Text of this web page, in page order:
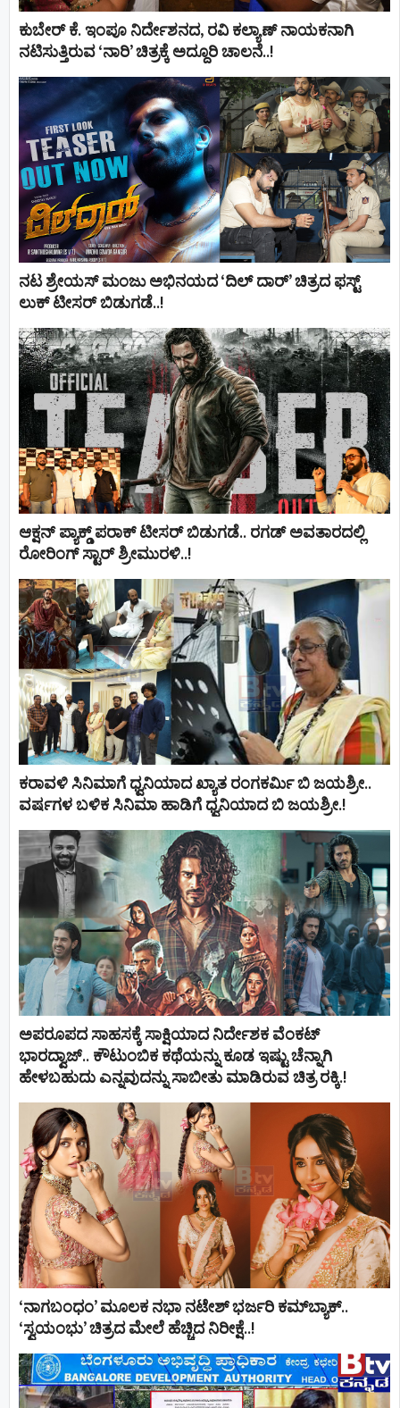
ಕುಬೇರ್ ಕೆ. ಇಂಪೂ ನಿರ್ದೇಶನದ, ರವಿ ಕಲ್ಯಾಣ್‍ ನಾಯಕನಾಗಿ
ನಟಿಸುತ್ತಿರುವ ‘ನಾರಿ’ ಚಿತ್ರಕ್ಕೆ ಅದ್ದೂರಿ ಚಾಲನೆ..!
ನಟ ಶ್ರೇಯಸ್ ಮಂಜು ಅಭಿನಯದ ‘ದಿಲ್ ದಾರ್’ ಚಿತ್ರದ ಫಸ್ಟ್
ಲುಕ್ ಟೀಸರ್ ಬಿಡುಗಡೆ..!
ಆಕ್ಷನ್ ಪ್ಯಾಕ್ಡ್ ಪರಾಕ್ ಟೀಸರ್ ಬಿಡುಗಡೆ.. ರಗಡ್ ಅವತಾರದಲ್ಲಿ
ರೋರಿಂಗ್ ಸ್ಟಾರ್ ಶ್ರೀಮುರಳಿ..!
ಕರಾವಳಿ ಸಿನಿಮಾಗೆ ಧ್ವನಿಯಾದ ಖ್ಯಾತ ರಂಗಕರ್ಮಿ ಬಿ ಜಯಶ್ರೀ..
ವರ್ಷಗಳ ಬಳಿಕ ಸಿನಿಮಾ ಹಾಡಿಗೆ ಧ್ವನಿಯಾದ ಬಿ ಜಯಶ್ರೀ.!
ಅಪರೂಪದ ಸಾಹಸಕ್ಕೆ ಸಾಕ್ಷಿಯಾದ ನಿರ್ದೇಶಕ ವೆಂಕಟ್
ಭಾರದ್ವಾಜ್.. ಕೌಟುಂಬಿಕ ಕಥೆಯನ್ನು ಕೂಡ ಇಷ್ಟು ಚೆನ್ನಾಗಿ
ಹೇಳಬಹುದು ಎನ್ನವುದನ್ನು ಸಾಬೀತು ಮಾಡಿರುವ ಚಿತ್ರ ರಕ್ಕಿ.!
‘ನಾಗಬಂಧಂ’ ಮೂಲಕ ನಭಾ ನಟೇಶ್ ಭರ್ಜರಿ ಕಮ್‌ಬ್ಯಾಕ್..
‘ಸ್ವಯಂಭು’ ಚಿತ್ರದ ಮೇಲೆ ಹೆಚ್ಚಿದ ನಿರೀಕ್ಷೆ..!